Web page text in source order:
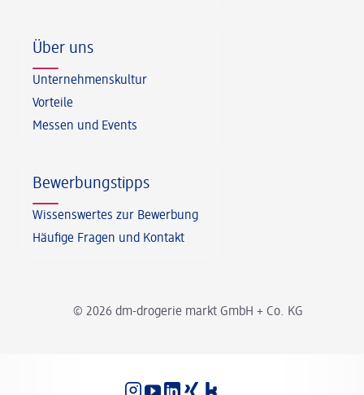
© 2026 dm-drogerie markt GmbH + Co. KG
Über uns
Unternehmenskultur
Vorteile
Messen und Events
Bewerbungstipps
Wissenswertes zur Bewerbung
Häufige Fragen und Kontakt